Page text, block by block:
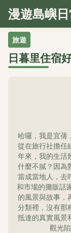
漫遊島嶼
旅遊
日暮里住宿
哈囉，我是宜蒨
從在旅行社擔任
年來，我的生活
什麼不膩？因為
當成當地人，去
和市場的攤販話
的風景與故事，
分類裡，沒有那
抵達的真實風景
觀光